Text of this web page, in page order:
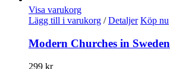
Visa varukorg
Lägg till i varukorg / Detaljer Köp nu
Modern Churches in Sweden
299 kr